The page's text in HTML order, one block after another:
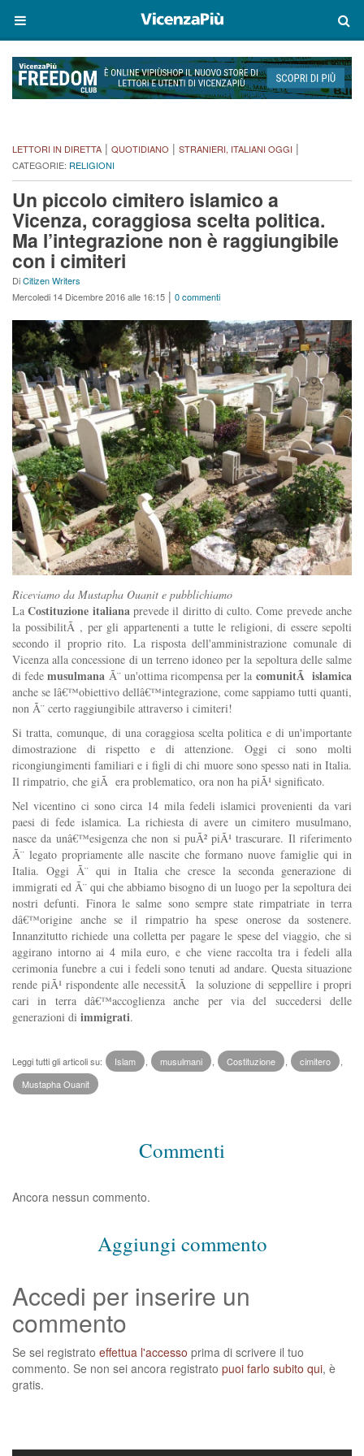
LETTORI IN DIRETTA | QUOTIDIANO | STRANIERI, ITALIANI OGGI |
CATEGORIE: RELIGIONI
Un piccolo cimitero islamico a
Vicenza, coraggiosa scelta politica.
Ma l’integrazione non è raggiungibile
con i cimiteri
DiCitizen Writers
Mercoledi 14 Dicembre 2016 alle 16:15 | 0 commenti
Riceviamo da Mustapha Ouanit e pubblichiamo
LaCostituzione italianaprevede il diritto di culto. Come prevede anche
la possibilitÃ , per gli appartenenti a tutte le religioni, di essere sepolti
secondo il proprio rito. La risposta dell'amministrazione comunale di
Vicenza alla concessione di un terreno idoneo per la sepoltura delle salme
di fedemusulmana Ã¨ un'ottima ricompensa per la comunitÃ islamica
anche se lâ€™obiettivo dellâ€™integrazione, come sappiamo tutti quanti,
non Ã¨ certo raggiungibile attraverso i cimiteri!
Si tratta, comunque, di una coraggiosa scelta politica e di un'importante
dimostrazione di rispetto e di attenzione. Oggi ci sono molti
ricongiungimenti familiari e i figli di chi muore sono spesso nati in Italia.
Il rimpatrio, che giÃ era problematico, ora non ha piÃ¹ significato.
Nel vicentino ci sono circa 14 mila fedeli islamici provenienti da vari
paesi di fede islamica. La richiesta di avere un cimitero musulmano,
nasce da unâ€™esigenza che non si puÃ² piÃ¹ trascurare. Il riferimento
Ã¨ legato propriamente alle nascite che formano nuove famiglie qui in
Italia. Oggi Ã¨ qui in Italia che cresce la seconda generazione di
immigrati ed Ã¨ qui che abbiamo bisogno di un luogo per la sepoltura dei
nostri defunti. Finora le salme sono sempre state rimpatriate in terra
dâ€™origine anche se il rimpatrio ha spese onerose da sostenere.
Innanzitutto richiede una colletta per pagare le spese del viaggio, che si
aggirano intorno ai 4 mila euro, e che viene raccolta tra i fedeli alla
cerimonia funebre a cui i fedeli sono tenuti ad andare. Questa situazione
rende piÃ¹ rispondente alle necessitÃ la soluzione di seppellire i propri
cari in terra dâ€™accoglienza anche per via del succedersi delle
generazioni di immigrati.
Leggi tutti gli articoli su: Islam musulmani Costituzione cimitero
Mustapha Ouanit
Commenti
Ancora nessun commento.
Aggiungi commento
Accedi per inserire un
commento
Se sei registrato effettua l'accesso prima di scrivere il tuo
commento. Se non sei ancora registrato puoi farlo subito qui, è
gratis.